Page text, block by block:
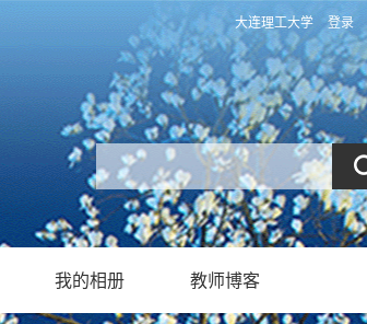
大连理工大学 登录
我的相册 教师博客